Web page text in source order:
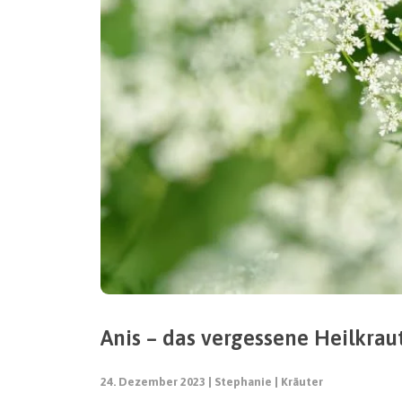
Anis – das vergessene
24. Dezember 2023 Stephanie Kräuter